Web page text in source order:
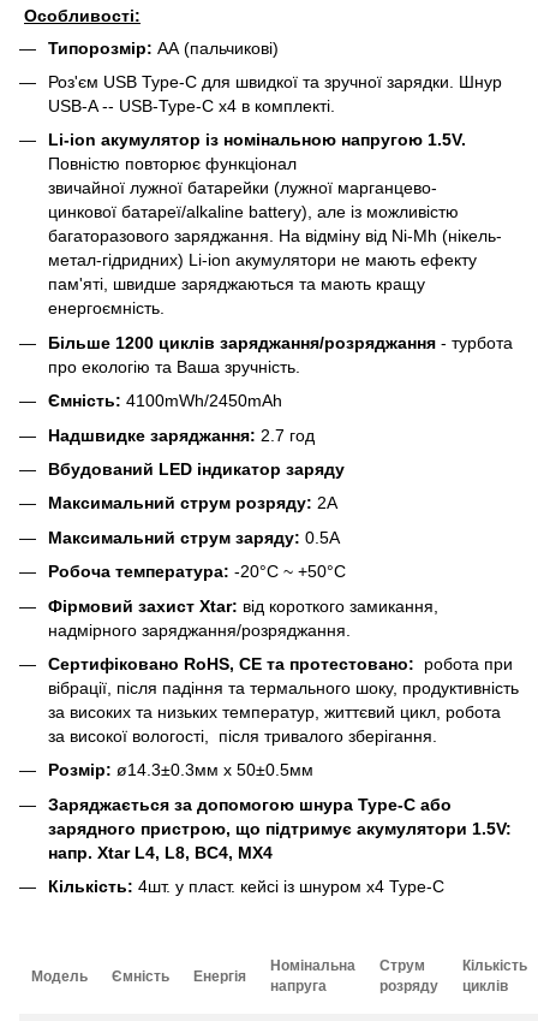
Особливості:
Типорозмір: АА (пальчикові)
Роз'єм USB Type-C для швидкої та зручної зарядки. Шнур
USB-A -- USB-Type-C x4 в комплекті.
Li-ion акумулятор із номінальною напругою 1.5V.
Повністю повторює функціонал
звичайної лужної батарейки (лужної марганцево-
цинкової батареї/alkaline battery), але із можливістю
багаторазового заряджання. На відміну від Ni-Mh (нікель-
метал-гідридних) Li-ion акумулятори не мають ефекту
пам'яті, швидше заряджаються та мають кращу
енергоємність.
Більше 1200 циклів заряджання/розряджання - турбота
про екологію та Ваша зручність.
Ємність: 4100mWh/2450mAh
Надшвидке заряджання: 2.7 год
Вбудований LED індикатор заряду
Максимальний струм розряду: 2А
Максимальний струм заряду: 0.5А
Робоча температура: -20°C ~ +50°C
Фірмовий захист Xtar: від короткого замикання,
надмірного заряджання/розряджання.
Сертифіковано RoHS, CE та протестовано:
робота при
вібрації, після падіння та термального шоку, продуктивність
за високих та низьких температур, життєвий цикл, робота
за високої вологості, після тривалого зберігання.
Розмір: ø14.3±0.3мм х 50±0.5мм
Заряджається за допомогою шнура Type-C або
зарядного пристрою, що підтримує акумулятори 1.5V:
напр. Xtar L4, L8, BC4, MX4
Кількість: 4шт. у пласт. кейсі із шнуром x4 Type-C
Модель Ємність Енергія
Номінальна
напруга
Струм
розряду
Кількість
циклів